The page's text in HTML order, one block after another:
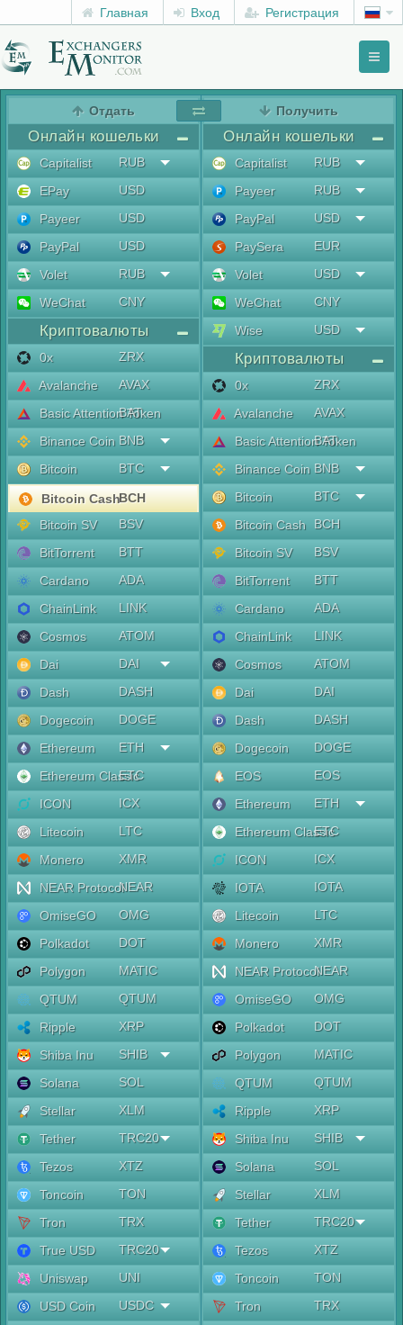
Главная Вход Регистрация
Отдать
Онлайн кошельки
Capitalist
RUB
EPay
USD
Payeer
USD
PayPal
USD
Volet
RUB
WeChat
CNY
Криптовалюты
0x
ZRX
Avalanche
AVAX
Basic Attention Token
BAT
Binance Coin BNB
Bitcoin
BTC
Bitcoin CashBCH
Bitcoin SV
BSV
BitTorrent
BTT
Cardano
ADA
ChainLink
LINK
Cosmos
ATOM
Dai
DAI
Dash
DASH
Dogecoin
DOGE
Ethereum
ETH
Ethereum Classic
ETC
ICON
ICX
Litecoin
LTC
Monero
XMR
NEAR ProtocolNEAR
OmiseGO
OMG
Polkadot
DOT
Polygon
MATIC
QTUM
QTUM
Ripple
XRP
Shiba Inu
SHIB
Solana
SOL
Stellar
XLM
Tether
TRC20
Tezos
XTZ
Toncoin
TON
Tron
TRX
True USD
TRC20
Uniswap
UNI
USD Coin
USDC
Получить
Онлайн кошельки
Capitalist
RUB
Payeer
RUB
PayPal
USD
PaySera
EUR
Volet
USD
WeChat
CNY
Wise
USD
Криптовалюты
0x
ZRX
Avalanche
AVAX
Basic Attention Token
BAT
Binance Coin BNB
Bitcoin
BTC
Bitcoin Cash
BCH
Bitcoin SV
BSV
BitTorrent
BTT
Cardano
ADA
ChainLink
LINK
Cosmos
ATOM
Dai
DAI
Dash
DASH
Dogecoin
DOGE
EOS
EOS
Ethereum
ETH
Ethereum Classic
ETC
ICON
ICX
IOTA
IOTA
Litecoin
LTC
Monero
XMR
NEAR ProtocolNEAR
OmiseGO
OMG
Polkadot
DOT
Polygon
MATIC
QTUM
QTUM
Ripple
XRP
Shiba Inu
SHIB
Solana
SOL
Stellar
XLM
Tether
TRC20
Tezos
XTZ
Toncoin
TON
Tron
TRX